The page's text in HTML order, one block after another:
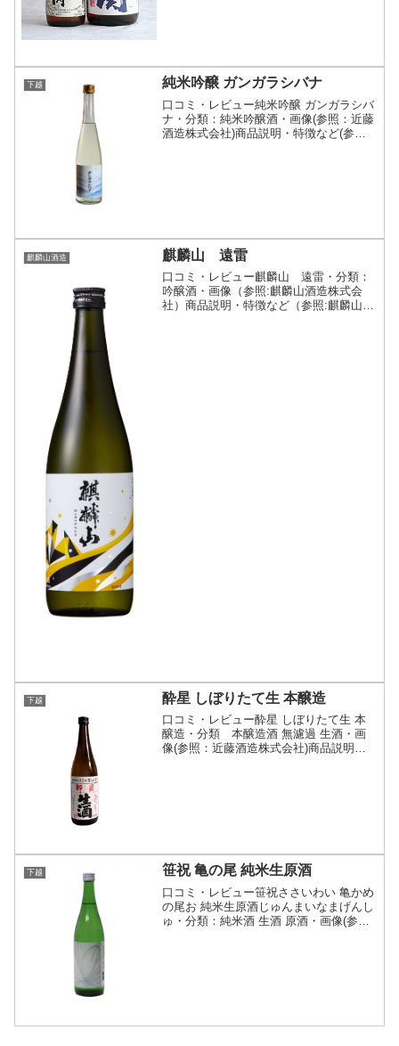
下越 純米吟醸 ガンガラシバナ
口コミ・レビュー純米吟醸 ガンガラシバ
ナ・分類：純米吟醸酒・画像(参照：近藤
酒造株式会社)商品説明・特徴など(参
麒麟山酒造 麒麟山 遠雷
口コミ・レビュー麒麟山 遠雷・分類：
吟醸酒・画像（参照:麒麟山酒造株式会
社）商品説明・特徴など（参照:麒麟山酒
下越 酔星 しぼりたて生 本醸造
口コミ・レビュー酔星 しぼりたて生 本
醸造・分類 本醸造酒 無濾過 生酒・画
像(参照：近藤酒造株式会社)商品説明・
下越 笹祝 亀の尾 純米生原酒
口コミ・レビュー笹祝ささいわい 亀かめ
の尾お 純米生原酒じゅんまいなまげんし
ゅ・分類：純米酒 生酒 原酒・画像(参